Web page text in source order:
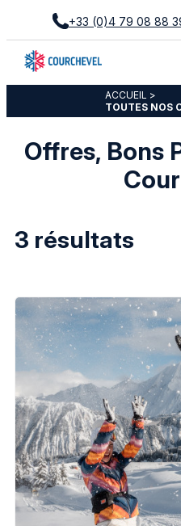
+33 (0)4 79 08 88
ACCUEIL >
TOUTES NOS
Offres, Bons
3 résultats